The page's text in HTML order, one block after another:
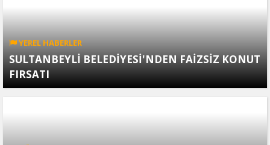
YEREL HABERLER
SULTANBEYLİ BELEDİYESİ'NDEN FAİZSİZ KONUT
FIRSATI